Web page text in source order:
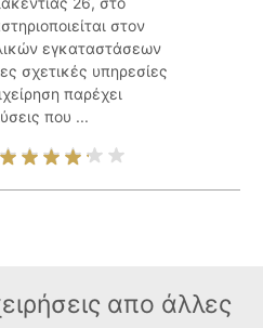
στον
εγκαταστάσεων
σχετικές υπηρεσίες
παρέχει
που ...
απο άλλες